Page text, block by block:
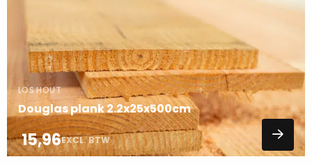
LOS HOUT
Douglas plank 2.2x25x500cm
15,96EXCL. BTW